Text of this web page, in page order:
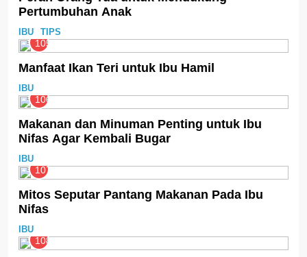
Pertumbuhan Anak
IBU TIPS
105
Manfaat Ikan Teri untuk Ibu Hamil
IBU
106
Makanan dan Minuman Penting untuk Ibu
Nifas Agar Kembali Bugar
IBU
107
Mitos Seputar Pantang Makanan Pada Ibu
Nifas
IBU
108